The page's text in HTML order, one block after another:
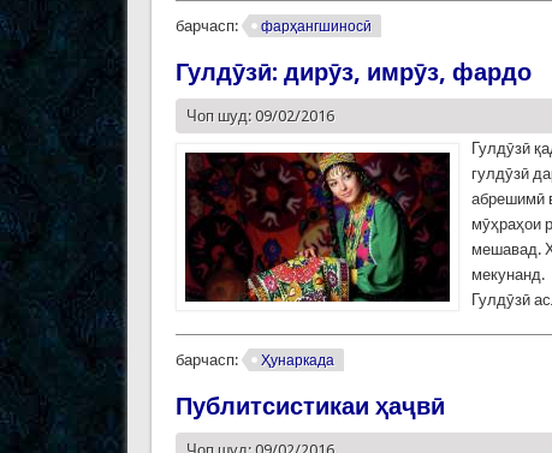
барчасп: фарҳангшиносӣ
Гулдӯзӣ: дирӯз, имрӯз, фардо
Чоп шуд: 09/02/2016
Гулдӯзӣ
гулдӯзӣ
абрешимӣ
мӯҳраҳои
мешавад.
мекунанд.
Гулдӯзӣ
барчасп: Ҳунаркада
Публитсистикаи ҳаҷвӣ